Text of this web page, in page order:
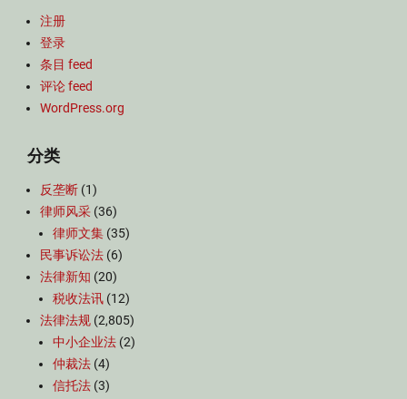
注册
登录
条目 feed
评论 feed
WordPress.org
分类
反垄断 (1)
律师风采 (36)
律师文集 (35)
民事诉讼法 (6)
法律新知 (20)
税收法讯 (12)
法律法规 (2,805)
中小企业法 (2)
仲裁法 (4)
信托法 (3)